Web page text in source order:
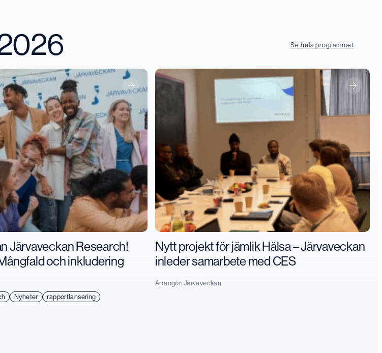
Se hela programmet
Järvaveckan Research!
och inkludering
Nyheter
rapportlansering
Nytt projekt för jämlik Hälsa – Järvaveckan
inleder samarbete med CES
Arrangör: Järvaveckan